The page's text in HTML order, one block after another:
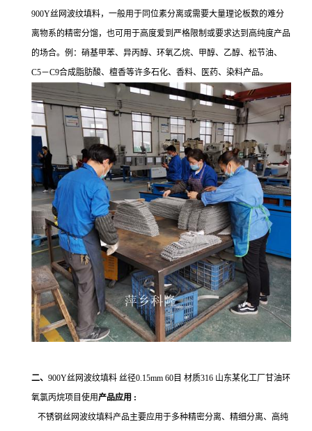
900Y丝网波纹填料，一般用于同位素分离或需要大量理论板数的难分
离物系的精密分馏，也可用于高度爱到严格限制或要求达到高纯度产品
的场合。例：硝基甲苯、异丙醇、环氧乙烷、甲醇、乙醇、松节油、
C5－C9合成脂肪酸、檀香等许多石化、香料、医药、染料产品。
二、 900Y丝网波纹填料 丝径0.15mm 60目 材质316 山东某化工厂甘油环
氧氯丙烷项目使用产品应用 :
不锈钢丝网波纹填料产品主要应用于多种精密分离、精细分离、高纯